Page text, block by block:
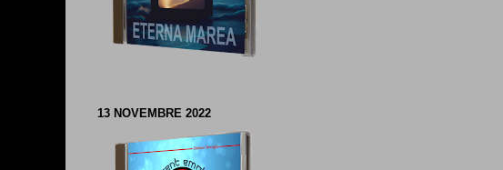
13 NOVEMBRE 2022